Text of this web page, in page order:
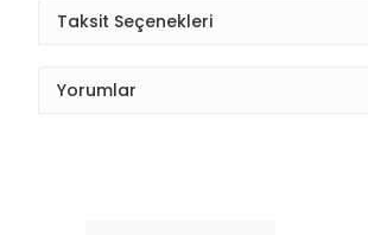
Taksit Seçenekleri
Yorumlar